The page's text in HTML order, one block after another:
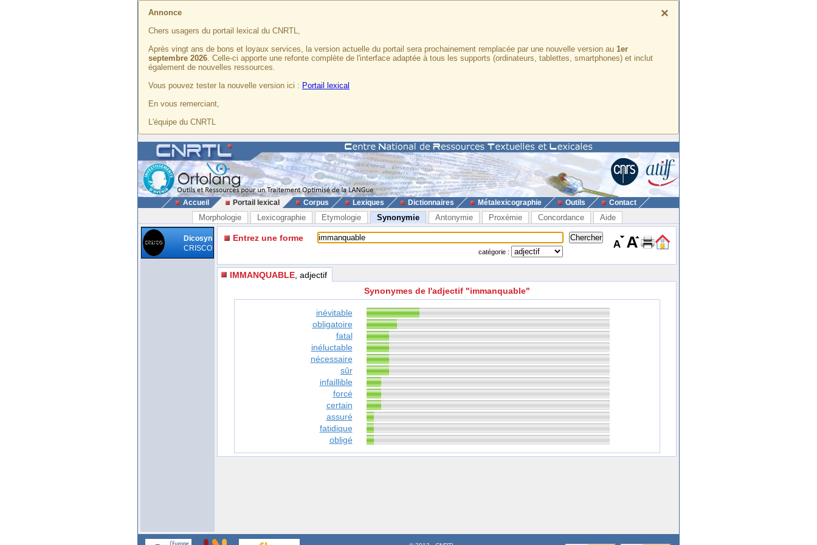
×
Annonce
Chers usagers du portail lexical du CNRTL,
Après vingt ans de bons et loyaux services, la version actuelle du portail sera prochainement remplacée par une nouvelle version au 1er
septembre 2026. Celle-ci apporte une refonte complète de l'interface adaptée à tous les supports (ordinateurs, tablettes, smartphones) et inclut
également de nouvelles ressources.
Vous pouvez tester la nouvelle version ici : Portail lexical
En vous remerciant,
L'équipe du CNRTL
Accueil Portail lexical Corpus Lexiques Dictionnaires Métalexicographie Outils Contact
Morphologie Lexicographie Etymologie Synonymie Antonymie Proxémie Concordance Aide
Dicosyn
CRISCO
Entrez une forme
catégorie :
IMMANQUABLE , adjectif
Synonymes de l'adjectif "immanquable"
inévitable
obligatoire
fatal
inéluctable
nécessaire
sûr
infaillible
forcé
certain
assuré
fatidique
obligé